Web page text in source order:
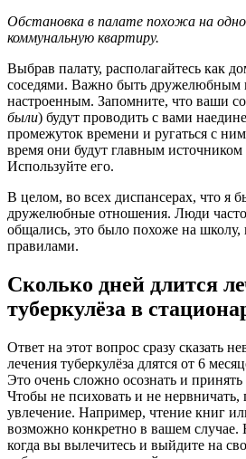
Обстановка в палате похожа на
коммунальную квартиру.
Выбрав палату, располагайтесь как
соседями. Важно быть дружелюбным
настроенным. Запомните, что ваши
были) будут проводить с вами
промежуток времени и ругаться с
время они будут главным
Используйте его.
В целом, во всех диспансерах, что я
дружелюбные отношения. Люди
общались, это было похоже на школу,
правилами.
Сколько дней длится
туберкулёза в
Ответ на этот вопрос сразу сказать
лечения туберкулёза длятся от 6
Это очень сложно осознать и
Чтобы не психовать и не нервничать,
увлечение. Например, чтение книг
возможно конкретно в вашем случае.
когда вы вылечитесь и выйдите на